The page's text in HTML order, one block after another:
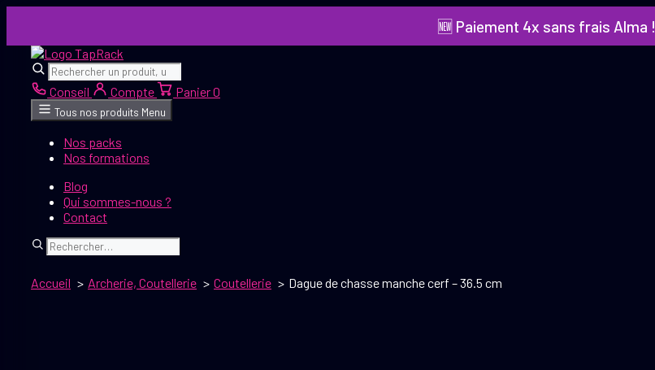
contenu
🆕 Paiement 4x sans frais Alma !
Rechercher Rechercher
Conseil Compte Panier0
Tous nos produits Menu
Nos packs
Nos formations
Blog
Qui sommes-nous ?
Contact
Rechercher
Accueil Archerie, Coutellerie Coutellerie Dague de chasse manche cerf – 36.5 cm